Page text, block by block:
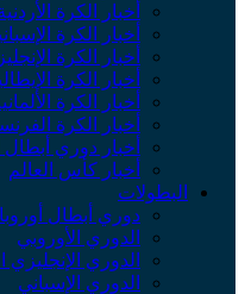
أخبار الكرة الأردنية
أخبار الكرة الإسبانية
أخبار الكرة الإنجليزية
أخبار الكرة الإيطالية
أخبار الكرة الألمانية
أخبار الكرة الفرنسية
أخبار دوري أبطال أوروبا
أخبار كأس العالم
دوري أبطال أوروبا
الدوري الأوروبي
الدوري الإنجليزي الممتاز
الدوري الإسباني